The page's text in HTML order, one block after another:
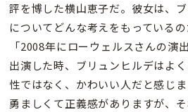
評を博した横山恵子だ。彼女は、
についてどんな考えをもっているの
「2008年にローウェルスさんの演
出演した時、ブリュンヒルデはよ
性ではなく、かわいい人だと感じ
勇ましくて正義感がありますが、